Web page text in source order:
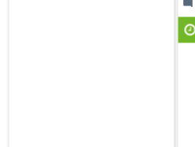
mode_comment